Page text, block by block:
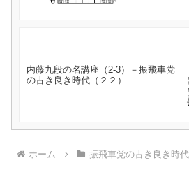
内藤九段の名講座（2-3）－振飛車党
の古き良き時代（２２）
ホーム 振飛車党の古き良き時代